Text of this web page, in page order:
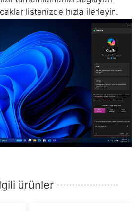
listenizde hızla ilerleyin.
ürünler